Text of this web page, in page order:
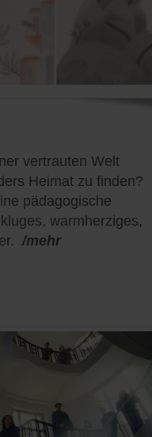
vertrauten Welt
Heimat zu finden?
pädagogische
warmherziges,
/mehr